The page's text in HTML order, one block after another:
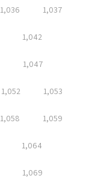
1,036 1,037
1,042
1,047
1,052 1,053
1,058 1,059
1,064
1,069